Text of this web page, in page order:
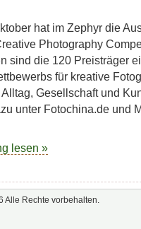
hat im Zephyr die
Photography
sind die 120 Preisträger
für kreative
Gesellschaft und
unter Fotochina.de und
lesen »
Alle Rechte vorbehalten.